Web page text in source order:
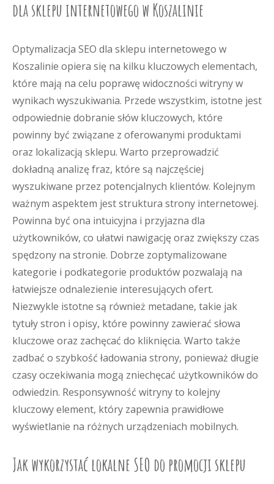
dla sklepu internetowego w Koszalinie
Optymalizacja SEO dla sklepu internetowego w
Koszalinie opiera się na kilku kluczowych elementach,
które mają na celu poprawę widoczności witryny w
wynikach wyszukiwania. Przede wszystkim, istotne jest
odpowiednie dobranie słów kluczowych, które
powinny być związane z oferowanymi produktami
oraz lokalizacją sklepu. Warto przeprowadzić
dokładną analizę fraz, które są najczęściej
wyszukiwane przez potencjalnych klientów. Kolejnym
ważnym aspektem jest struktura strony internetowej.
Powinna być ona intuicyjna i przyjazna dla
użytkowników, co ułatwi nawigację oraz zwiększy czas
spędzony na stronie. Dobrze zoptymalizowane
kategorie i podkategorie produktów pozwalają na
łatwiejsze odnalezienie interesujących ofert.
Niezwykle istotne są również metadane, takie jak
tytuły stron i opisy, które powinny zawierać słowa
kluczowe oraz zachęcać do kliknięcia. Warto także
zadbać o szybkość ładowania strony, ponieważ długie
czasy oczekiwania mogą zniechęcać użytkowników do
odwiedzin. Responsywność witryny to kolejny
kluczowy element, który zapewnia prawidłowe
wyświetlanie na różnych urządzeniach mobilnych.
Jak wykorzystać lokalne SEO do promocji sklepu